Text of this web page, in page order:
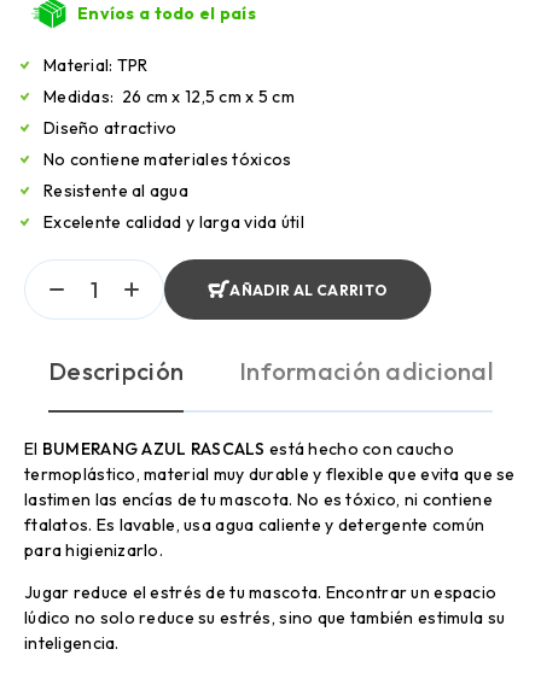
Envíos a todo el país
Material: TPR
Medidas: 26 cm x 12,5 cm x 5 cm
Diseño atractivo
No contiene materiales tóxicos
Resistente al agua
Excelente calidad y larga vida útil
AÑADIR AL CARRITO
Descripción Información adicional
El BUMERANG AZUL RASCALS está hecho con caucho
termoplástico, material muy durable y flexible que evita que se
lastimen las encías de tu mascota. No es tóxico, ni contiene
ftalatos. Es lavable, usa agua caliente y detergente común
para higienizarlo.
Jugar reduce el estrés de tu mascota. Encontrar un espacio
lúdico no solo reduce su estrés, sino que también estimula su
inteligencia.